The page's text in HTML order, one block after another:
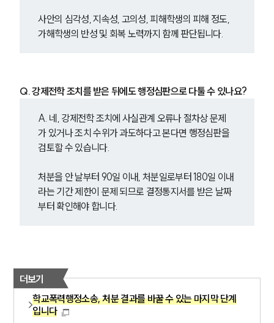
사안의 심각성, 지속성, 고의성, 피해학생의 피해 정도,
가해학생의 반성 및 회복 노력까지 함께 판단됩니다.
Q. 강제전학 조치를 받은 뒤에도 행정심판으로 다툴 수 있나요?
A. 네, 강제전학 조치에 사실관계 오류나 절차상 문제
가 있거나 조치 수위가 과도하다고 본다면 행정심판을
검토할 수 있습니다.
처분을 안 날부터 90일 이내, 처분일로부터 180일 이내
라는 기간 제한이 문제 되므로 결정통지서를 받은 날짜
부터 확인해야 합니다.
더보기
학교폭력행정소송, 처분 결과를 바꿀 수 있는 마지막 단계
입니다